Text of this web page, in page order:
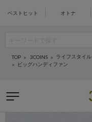
ベストヒット オトナ
TOP 3COINS ライフスタイル
ビッグハンディファン